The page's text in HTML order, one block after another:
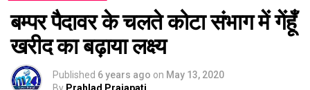
बम्पर पैदावर के चलते कोटा संभाग में गेंहूँ
खरीद का बढ़ाया लक्ष्य
Published 6 years ago on May 13, 2020